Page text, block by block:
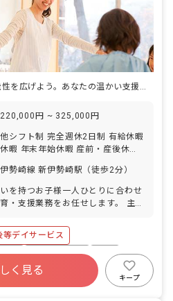
子どもたちの可能性を広げよう。あなたの温かい支援が未来を創る！
円 ~ 325,000円
シフト制 完全週休2日制 有給休暇
暇 年末年始休暇 産前・産後休暇
記念日） 看護休暇 介護休暇 ※年
112日
勢崎線 新伊勢崎駅（徒歩2分）
を持つお子様一人ひとりに合わせ
・支援業務をお任せします。 主な
車を使用、ガソリン代は会社負
・宿題のサポート ・レクリエーシ
知育活動 ・手作りおやつ等を通じ
育活動 ・自立に向けた社会的サポー
保護者からの相談対応 ・イベント
・実行
等デイサービス
り
社会保険完備
有給
給昇進あり
産休育休制度
く見る
キープ